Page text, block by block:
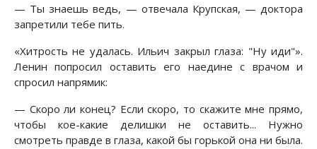
— Ты знаешь ведь, — отвечала Крупская, — доктора
запретили тебе пить.
«Хитрость не удалась. Ильич закрыл глаза: "Ну иди"».
Ленин попросил оставить его наедине с врачом и
спросил напрямик:
— Скоро ли конец? Если скоро, то скажите мне прямо,
чтобы кое-какие делишки не оставить... Нужно
смотреть правде в глаза, какой бы горькой она ни была.